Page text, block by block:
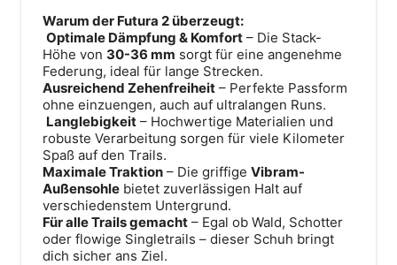
Warum der Futura 2 überzeugt:
Optimale Dämpfung & Komfort – Die Stack-
Höhe von 30-36 mm sorgt für eine angenehme
Federung, ideal für lange Strecken.
Ausreichend Zehenfreiheit – Perfekte Passform
ohne einzuengen, auch auf ultralangen Runs.
Langlebigkeit – Hochwertige Materialien und
robuste Verarbeitung sorgen für viele Kilometer
Spaß auf den Trails.
Maximale Traktion – Die griffige Vibram-
Außensohle bietet zuverlässigen Halt auf
verschiedenstem Untergrund.
Für alle Trails gemacht – Egal ob Wald, Schotter
oder flowige Singletrails – dieser Schuh bringt
dich sicher ans Ziel.